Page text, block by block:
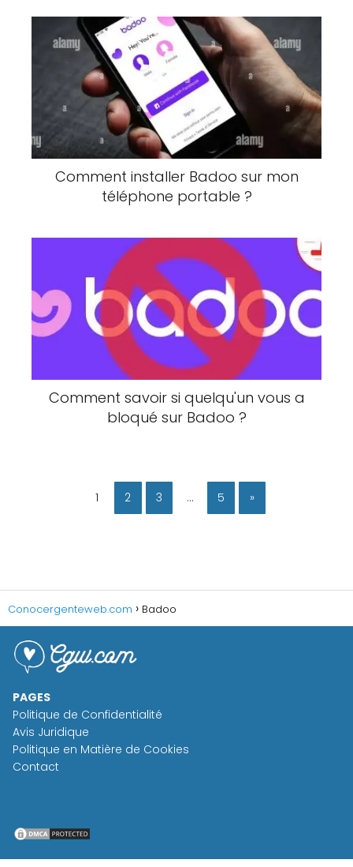
Comment installer Badoo sur mon
téléphone portable ?
Comment savoir si quelqu'un vous a
bloqué sur Badoo ?
1 2 3 … 5 »
Conocergenteweb.com Badoo
PAGES
Politique de Confidentialité
Avis Juridique
Politique en Matière de Cookies
Contact